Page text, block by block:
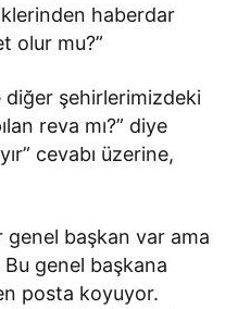
haberdar
olur mu?”
diğer şehirlerimizdeki
reva mı?” diye
cevabı üzerine,
genel başkan var ama
Bu genel başkana
posta koyuyor.